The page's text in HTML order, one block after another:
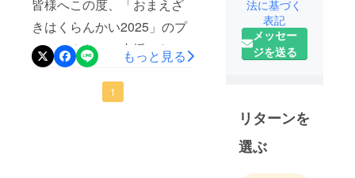
皆様へこの度、「おまえざ
きはくらんかい2025」のプ
ロジェクトにご支援いただ
き、心から感謝申し上げま
す。皆様の温かいご協力の
もっと見る
1
法に基づく
表記
メッセー
ジを送る
リターンを
選ぶ